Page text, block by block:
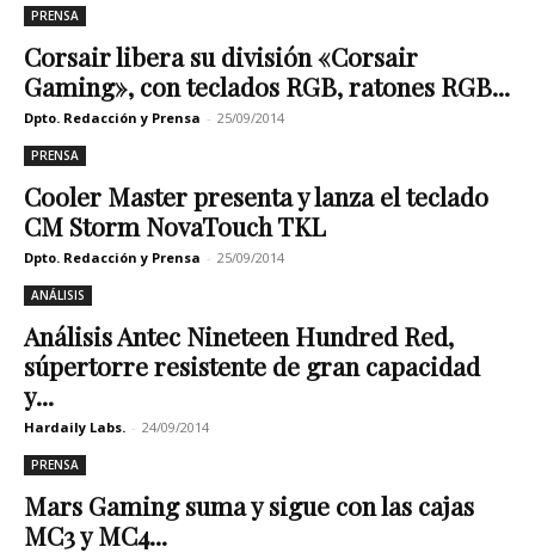
PRENSA
Corsair libera su división «Corsair
Gaming», con teclados RGB, ratones RGB...
Dpto. Redacción y Prensa - 25/09/2014
PRENSA
Cooler Master presenta y lanza el teclado
CM Storm NovaTouch TKL
Dpto. Redacción y Prensa - 25/09/2014
ANÁLISIS
Análisis Antec Nineteen Hundred Red,
súpertorre resistente de gran capacidad
y...
Hardaily Labs. - 24/09/2014
PRENSA
Mars Gaming suma y sigue con las cajas
MC3 y MC4...